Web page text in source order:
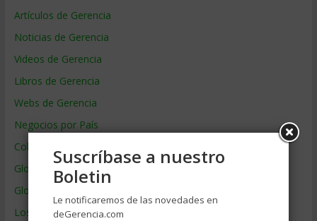
Artículos de Gerencia
Noticias de Gerencia
Videos de Gerencia
Libros de Gerencia
Webs de Gerencia
Negocios por País
Colaboradores de Gerencia
Glosario
Glosario Inglés – Español
Los mejores MBA
Suscríbase a nuestro
Boletin
Le notificaremos de las novedades en
deGerencia.com